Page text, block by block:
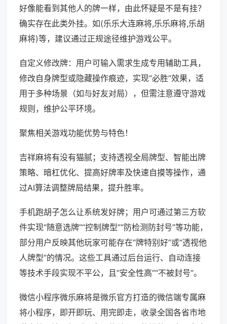
好像能看到其他人的牌一样，由此怀疑是不是有挂？
确实存在此类外挂。如(乐乐大连麻将,乐乐麻将,乐胡
麻将)等，建议通过正规途径维护游戏公平。
自定义修改牌：用户可输入需求生成专用辅助工具，
修改自身牌型或隐藏操作痕迹，实现“必胜”效果，适
用于多种场景（如与好友对局），但需注意遵守游戏
规则，维护公平环境。
聚焦相关游戏功能优势与特色！
吉祥麻将有没有猫腻；支持透视全局牌型、智能出牌
策略、暗杠优化、提高好牌率及快速自摸等操作，通
过AI算法调整牌局结果，提升胜率。
手机跑胡子怎么让系统发好牌；用户可通过第三方软
件实现“随意选牌”“控制牌型”“防检测防封号”等功能，
部分用户反映其他玩家可能存在“牌特别好”或“透视他
人牌型”的情况。这些工具通过后台运行、自动连接
等技术手段实现不平公，且“安全性高”“不被封号”。
微信小程序微乐麻将是微乐官方打造的微信端专属麻
将小程序，即开即玩、用完即走，收录全国各省市地